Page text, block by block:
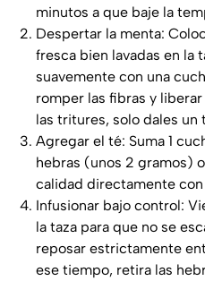
minutos a que baje la
Despertar la menta:
fresca bien lavadas en la
suavemente con una
romper las fibras y
las tritures, solo dales un
Agregar el té: Suma 1
hebras (unos 2 gramos)
calidad directamente con
Infusionar bajo control:
la taza para que no se
reposar estrictamente
ese tiempo, retira las